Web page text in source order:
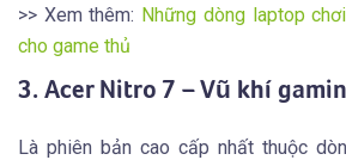
>> Xem thêm: Những dòng laptop
cho game thủ
3. Acer Nitro 7 – Vũ khí
Là phiên bản cao cấp nhất thuộc